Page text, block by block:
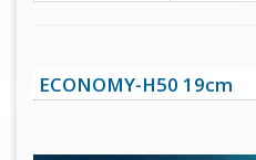
ECONOMY-H50 19cm